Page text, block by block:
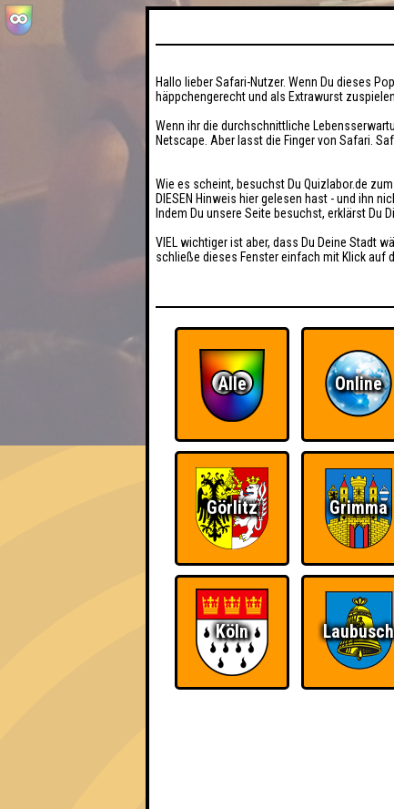
Quizfactors
Errungenschaften
Kleiner Hinweis: bei uns sind Teams,
für diese auch Errungenschaften für
Hallo lieber Safari-Nutzer. Wenn Du dieses
häppchengerecht und als Extrawurst
Wenn ihr die durchschnittliche
Netscape. Aber lasst die Finger von Safari.
Wie es scheint, besuchst Du Quizlabor.de
DIESEN Hinweis hier gelesen hast - und ihn
Indem Du unsere Seite besuchst, erklärst Du
VIEL wichtiger ist aber, dass Du Deine Stadt
schließe dieses Fenster einfach mit Klick auf
Alle Online
Görlitz Grimma
Köln Laubusch